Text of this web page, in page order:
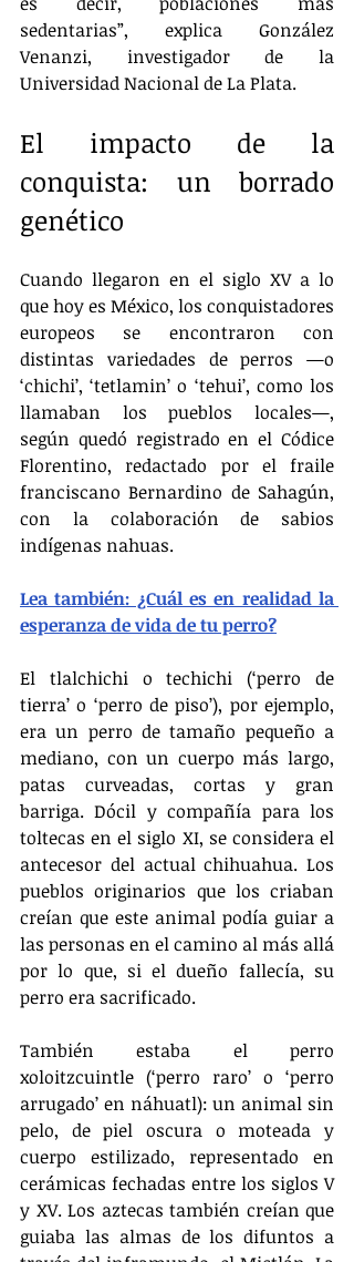
sedentarias”, explica González
Venanzi, investigador de la
Universidad Nacional de La Plata.
El impacto de la
conquista: un borrado
genético
Cuando llegaron en el siglo XV a lo
que hoy es México, los conquistadores
europeos se encontraron con
distintas variedades de perros —o
‘chichi’, ‘tetlamin’ o ‘tehui’, como los
llamaban los pueblos locales—,
según quedó registrado en el Códice
Florentino, redactado por el fraile
franciscano Bernardino de Sahagún,
con la colaboración de sabios
indígenas nahuas.
Lea también: ¿Cuál es en realidad la
esperanza de vida de tu perro?
El tlalchichi o techichi (‘perro de
tierra’ o ‘perro de piso’), por ejemplo,
era un perro de tamaño pequeño a
mediano, con un cuerpo más largo,
patas curveadas, cortas y gran
barriga. Dócil y compañía para los
toltecas en el siglo XI, se considera el
antecesor del actual chihuahua. Los
pueblos originarios que los criaban
creían que este animal podía guiar a
las personas en el camino al más allá
por lo que, si el dueño fallecía, su
perro era sacrificado.
También estaba el perro
xoloitzcuintle (‘perro raro’ o ‘perro
arrugado’ en náhuatl): un animal sin
pelo, de piel oscura o moteada y
cuerpo estilizado, representado en
cerámicas fechadas entre los siglos V
y XV. Los aztecas también creían que
guiaba las almas de los difuntos a